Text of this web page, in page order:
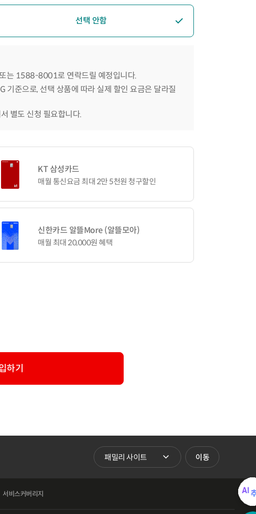
선택 안함
는 1588-8001로 연락드릴 예정입니다.
기준으로, 선택 상품에 따라 실제 할인 요금은 달라질
별도 신청 필요합니다.
KT 삼성카드
매월 통신요금 최대 2만 5천원 청구할인
신한카드 알뜰More (알뜰모아)
매월 최대 20,000원 혜택
하기
패밀리 사이트 바로가기
이동
서비스커버리지